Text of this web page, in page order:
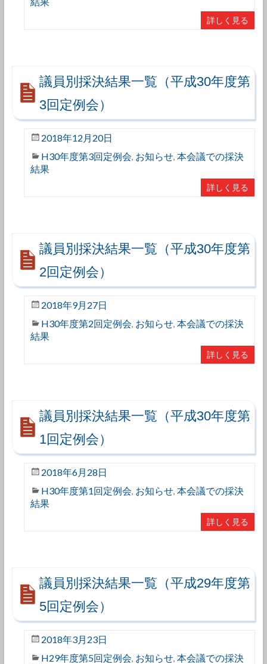
詳しく見る
議員別採決結果一覧（平成30年度第
3回定例会）
2018年12月20日
H30年度第3回定例会, お知らせ, 本会議での採決
結果
詳しく見る
議員別採決結果一覧（平成30年度第
2回定例会）
2018年9月27日
H30年度第2回定例会, お知らせ, 本会議での採決
結果
詳しく見る
議員別採決結果一覧（平成30年度第
1回定例会）
2018年6月28日
H30年度第1回定例会, お知らせ, 本会議での採決
結果
詳しく見る
議員別採決結果一覧（平成29年度第
5回定例会）
2018年3月23日
H29年度第5回定例会, お知らせ, 本会議での採決